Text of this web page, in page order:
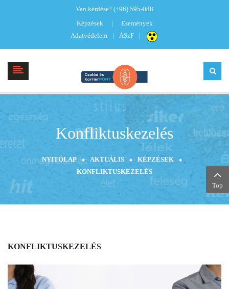
Van kérdése? (+96) 595-088
Képzések
Események
Adatvédelem
ÁSzF
Konfliktuskezelés
NYITÓLAP AKTUÁLIS
KÉPZÉSEK
KONFLIKTUSKEZELÉS
KONFLIKTUSKEZELÉS
Top